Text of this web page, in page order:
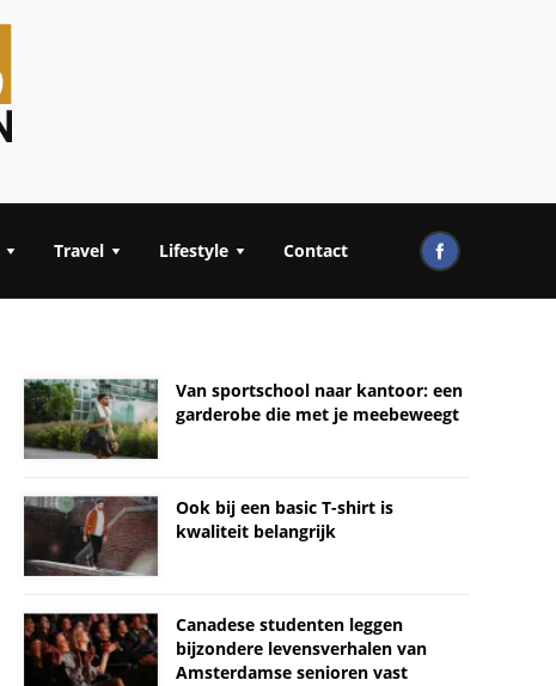
Travel Lifestyle Contact
Van sportschool naar kantoor: een
garderobe die met je meebeweegt
Ook bij een basic T-shirt is
kwaliteit belangrijk
Canadese studenten leggen
bijzondere levensverhalen van
Amsterdamse senioren vast